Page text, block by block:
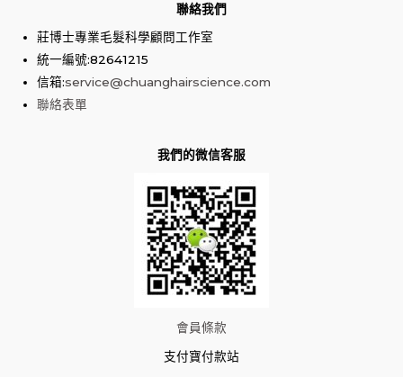
聯絡我們
莊博士專業毛髮科學顧問工作室
統一編號:82641215
信箱:service@chuanghairscience.com
聯絡表單
我們的微信客服
會員條款
支付寶付款站